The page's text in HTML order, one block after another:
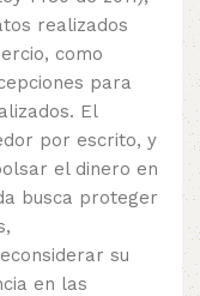
realizados
como
para
El
por escrito, y
el dinero en
busca proteger
su
en las